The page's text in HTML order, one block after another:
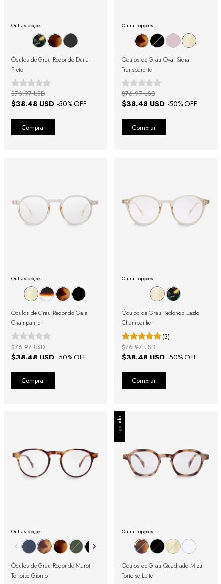
Outras opções:
Óculos de Grau Redondo Duna
Preto
$38.48 USD -50% OFF
$76.97 USD
Outras opções:
Óculos de Grau Oval Siena
Transparente
$38.48 USD -50% OFF
$76.97 USD
Outras opções:
Óculos de Grau Redondo Gaia
Champanhe
$38.48 USD -50% OFF
$76.97 USD
Outras opções:
Óculos de Grau Redondo Lazlo
Champanhe
(3)
$38.48 USD -50% OFF
$76.97 USD
Outras opções:
Óculos de Grau Redondo Marot
Tortoise Giorno
Esgotado
Outras opções:
Óculos de Grau Quadrado Mizu
Tortoise Latte